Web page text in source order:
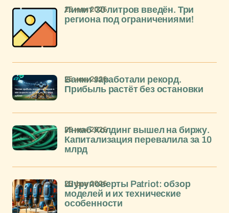
Лимит 30 литров введён. Три
региона под ограничениями!
25 июн 2026
Банки заработали рекорд.
Прибыль растёт без остановки
25 июн 2026
Инкаб Холдинг вышел на биржу.
Капитализация перевалила за 10
млрд
25 июн 2026
Шуруповерты Patriot: обзор
моделей и их технические
особенности
25 фев 2026